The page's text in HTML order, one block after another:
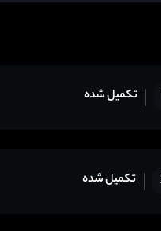
تکمیل شده
تکمیل شده